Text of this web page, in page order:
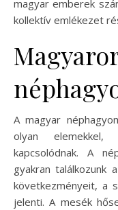
magyar emberek
kollektív emlékezet
A magyar
olyan
kapcsolódnak. A
gyakran találkozunk
következményeit, a
jelenti. A mesék